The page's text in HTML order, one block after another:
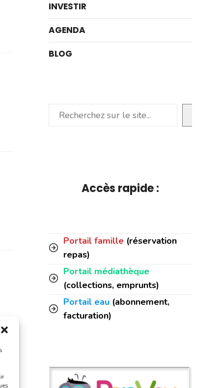
INVESTIR
AGENDA
BLOG
Rechercher
Accès rapide :
Portail famille (réservation
repas)
Portail médiathèque
(collections, emprunts)
Portail eau (abonnement,
facturation)